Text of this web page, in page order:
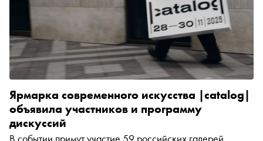
Ярмарка современного искусства |catalog|
объявила участников и программу
дискуссий